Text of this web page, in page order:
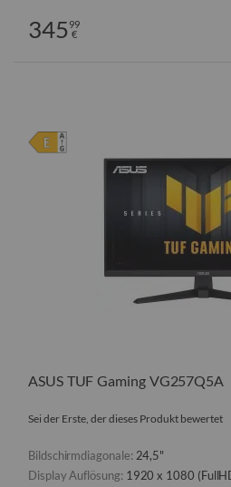
34599
€
ASUS TUF Gaming VG257Q5A
Sei der Erste, der dieses Produkt bewertet
Bildschirmdiagonale: 24,5"
Display Auflösung: 1920 x 1080